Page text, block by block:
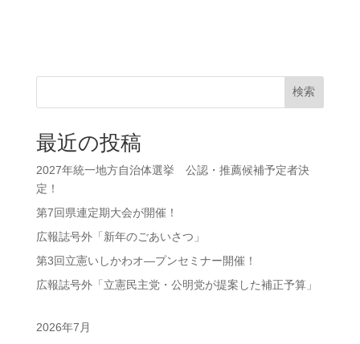
検索
最近の投稿
2027年統一地方自治体選挙 公認・推薦候補予定者決
定！
第7回県連定期大会が開催！
広報誌号外「新年のごあいさつ」
第3回立憲いしかわオ―プンセミナー開催！
広報誌号外「立憲民主党・公明党が提案した補正予算」
2026年7月